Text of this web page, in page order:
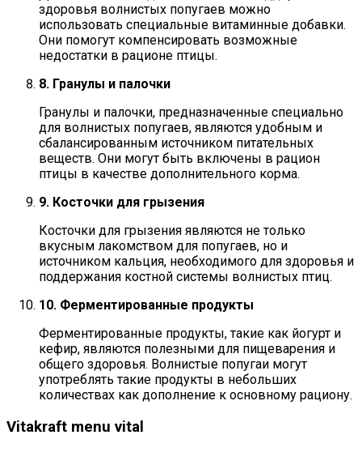
здоровья волнистых попугаев можно
использовать специальные витаминные добавки.
Они помогут компенсировать возможные
недостатки в рационе птицы.
8. Гранулы и палочки
Гранулы и палочки, предназначенные специально
для волнистых попугаев, являются удобным и
сбалансированным источником питательных
веществ. Они могут быть включены в рацион
птицы в качестве дополнительного корма.
9. Косточки для грызения
Косточки для грызения являются не только
вкусным лакомством для попугаев, но и
источником кальция, необходимого для здоровья и
поддержания костной системы волнистых птиц.
10. Ферментированные продукты
Ферментированные продукты, такие как йогурт и
кефир, являются полезными для пищеварения и
общего здоровья. Волнистые попугаи могут
употреблять такие продукты в небольших
количествах как дополнение к основному рациону.
Vitakraft menu vital